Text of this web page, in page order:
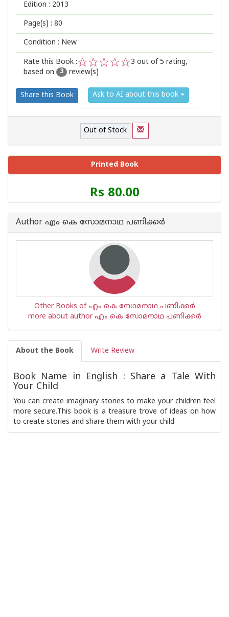
Edition : 2013
Page(s) : 80
Condition : New
Rate this Book :
2
1
3 out of 5 rating,
based on
3 review(s)
Share this Book Ask to AI about this book
Out of Stock
Printed Book
Price
of
Book
Rs 80.00
Author എം കെ സോമനാഥ പണിക്കര്‍‌
Other Books of എം കെ സോമനാഥ പണിക്കര്‍‌
more about author എം കെ സോമനാഥ പണിക്കര്‍‌
About the Book Write Review
Book Name in English : Share a Tale With
Your Child
You can create imaginary stories to make your children feel
more secure.This book is a treasure trove of ideas on how
to create stories and share them with your child